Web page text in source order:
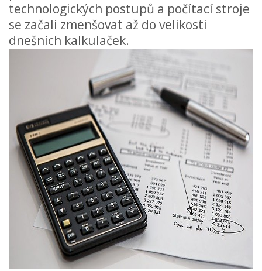
technologických postupů a počítací stroje
se začali zmenšovat až do velikosti
dnešních kalkulaček.